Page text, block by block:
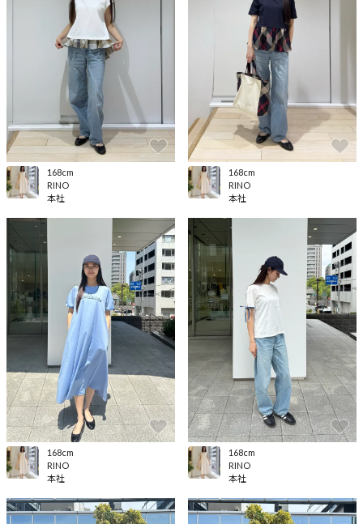
本社
RINO
168cm
本社
RINO
168cm
本社
RINO
168cm
本社
RINO
168cm